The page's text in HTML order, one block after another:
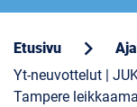
Etusivu chevron_right
Yt-neuvottelut |
Tampere